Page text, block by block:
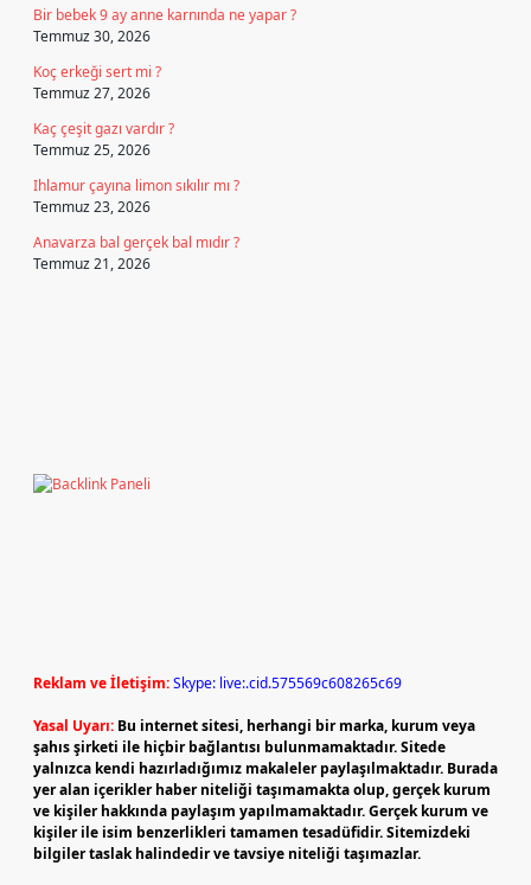
Bir bebek 9 ay anne karnında ne yapar ?
Temmuz 30, 2026
Koç erkeği sert mi ?
Temmuz 27, 2026
Kaç çeşit gazı vardır ?
Temmuz 25, 2026
Ihlamur çayına limon sıkılır mı ?
Temmuz 23, 2026
Anavarza bal gerçek bal mıdır ?
Temmuz 21, 2026
Reklam ve İletişim:Skype: live:.cid.575569c608265c69
Yasal Uyarı: Bu internet sitesi, herhangi bir marka, kurum veya
şahıs şirketi ile hiçbir bağlantısı bulunmamaktadır. Sitede
yalnızca kendi hazırladığımız makaleler paylaşılmaktadır. Burada
yer alan içerikler haber niteliği taşımamakta olup, gerçek kurum
ve kişiler hakkında paylaşım yapılmamaktadır. Gerçek kurum ve
kişiler ile isim benzerlikleri tamamen tesadüfidir. Sitemizdeki
bilgiler taslak halindedir ve tavsiye niteliği taşımazlar.